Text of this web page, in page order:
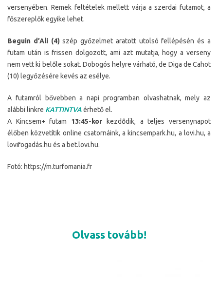
versenyében. Remek feltételek mellett várja a szerdai futamot, a
főszereplők egyike lehet.
Beguin d’Ali (4) szép győzelmet aratott utolsó fellépésén és a
futam után is frissen dolgozott, ami azt mutatja, hogy a verseny
nem vett ki belőle sokat. Dobogós helyre várható, de Diga de Cahot
(10) legyőzésére kevés az esélye.
A futamról bővebben a napi programban olvashatnak, mely az
alábbi linkre KATTINTVAérhető el.
A Kincsem+ futam 13:45-kor
kezdődik, a teljes versenynapot
élőben közvetítik online csatornáink, a kincsempark.hu, a lovi.hu, a
lovifogadás.hu és a bet.lovi.hu.
Fotó: https://m.turfomania.fr
Olvass tovább!